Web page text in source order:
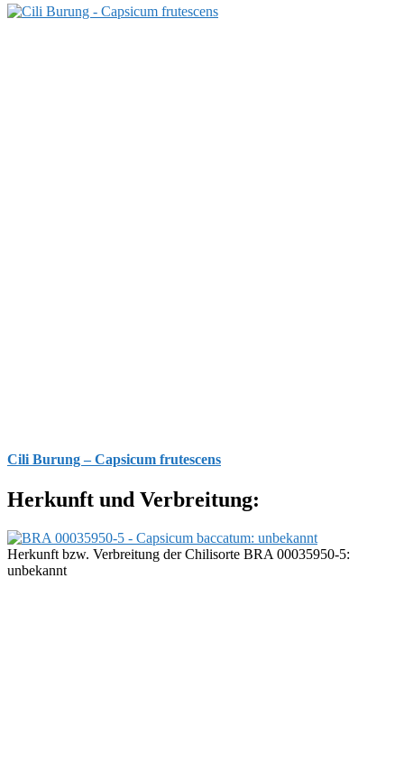
Cili Burung – Capsicum frutescens
Herkunft und Verbreitung:
Herkunft bzw. Verbreitung der Chilisorte BRA 00035950-5:
unbekannt